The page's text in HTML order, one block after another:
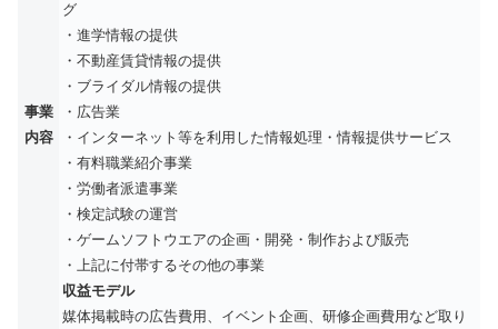
事業
内容
グ
・進学情報の提供
・不動産賃貸情報の提供
・ブライダル情報の提供
・広告業
・インターネット等を利用した情報処理・情報提供サービス
・有料職業紹介事業
・労働者派遣事業
・検定試験の運営
・ゲームソフトウエアの企画・開発・制作および販売
・上記に付帯するその他の事業
収益モデル
媒体掲載時の広告費用、イベント企画、研修企画費用など取り